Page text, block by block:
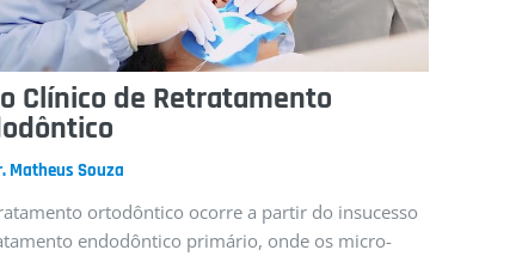
Clínico de Retratamento
Matheus Souza
ortodôntico ocorre a partir do insucesso
endodôntico primário, onde os micro-